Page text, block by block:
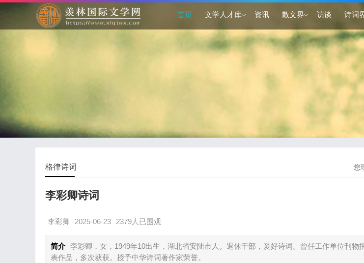
首页 文学人才库 资讯 散文界 访谈 诗词
您
格律诗词
李彩卿诗词
李彩卿 2025-06-23 2379人已围观
简介 李彩卿，女，1949年10出生，湖北省安陆市人。退休干部，爰好诗词。曾任工作单位刊物
表作品，多次获获。授予中华诗词著作家荣誉。